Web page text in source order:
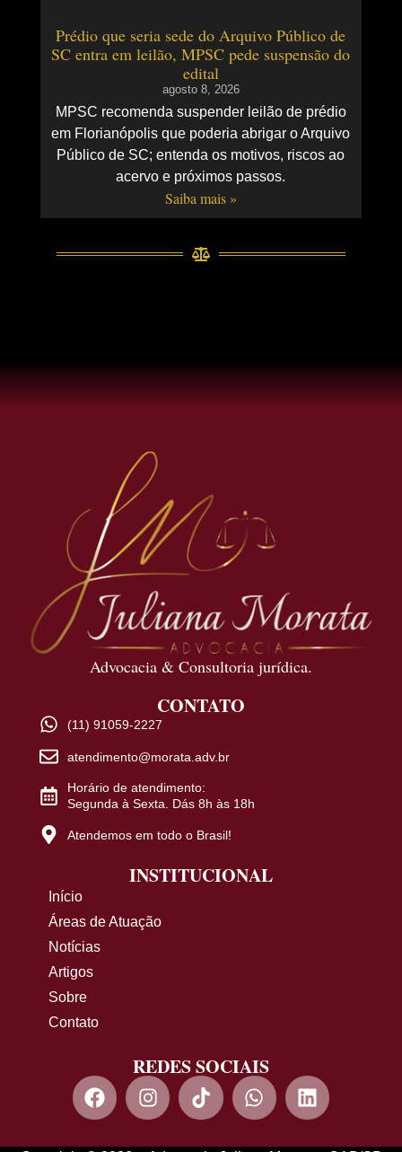
Prédio que seria sede do Arquivo Público de
SC entra em leilão, MPSC pede suspensão do
edital
agosto 8, 2026
MPSC recomenda suspender leilão de prédio
em Florianópolis que poderia abrigar o Arquivo
Público de SC; entenda os motivos, riscos ao
acervo e próximos passos.
Saiba mais »
Advocacia & Consultoria jurídica.
CONTATO
(11) 91059-2227
atendimento@morata.adv.br
Horário de atendimento:
Segunda à Sexta. Dás 8h às 18h
Atendemos em todo o Brasil!
INSTITUCIONAL
Início
Áreas de Atuação
Notícias
Artigos
Sobre
Contato
REDES SOCIAIS